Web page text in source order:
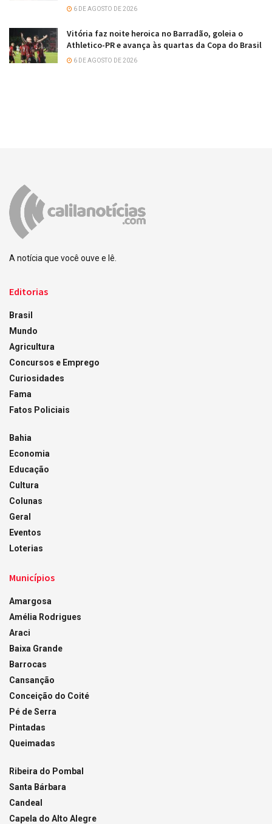
6 DE AGOSTO DE 2026
Vitória faz noite heroica no Barradão, goleia o
Athletico-PR e avança às quartas da Copa do Brasil
6 DE AGOSTO DE 2026
A notícia que você ouve e lê.
Editorias
Brasil
Mundo
Agricultura
Concursos e Emprego
Curiosidades
Fama
Fatos Policiais
Bahia
Economia
Educação
Cultura
Colunas
Geral
Eventos
Loterias
Municípios
Amargosa
Amélia Rodrigues
Araci
Baixa Grande
Barrocas
Cansanção
Conceição do Coité
Pé de Serra
Pintadas
Queimadas
Ribeira do Pombal
Santa Bárbara
Candeal
Capela do Alto Alegre